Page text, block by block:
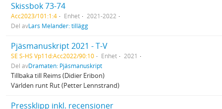
Skissbok 73-74
Acc2023/101:1:4 Enhet
2021-2022
Del avLars Melander: tillägg
Pjäsmanuskript 2021 - T-V
SE S-HS Vp11d:Acc2022/90:10 Enhet
2021
Del avDramaten: Pjäsmanuskript
Tillbaka till Reims (Didier Eribon)
Världen runt Rut (Petter Lennstrand)
Pressklipp inkl. recensioner